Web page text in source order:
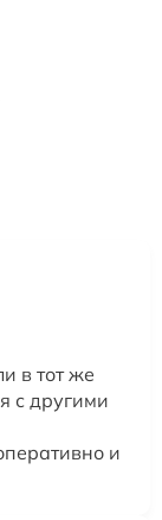
в тот же
с другими
и